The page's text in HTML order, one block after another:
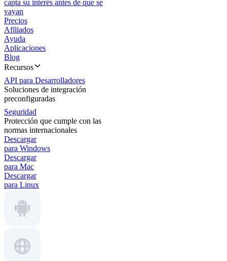
capta su interés antes de que se
vayan
Precios
Afiliados
Ayuda
Aplicaciones
Blog
Recursos
API para Desarrolladores
Soluciones de integración
preconfiguradas
Seguridad
Protección que cumple con las
normas internacionales
Descargar
para Windows
Descargar
para Mac
Descargar
para Linux